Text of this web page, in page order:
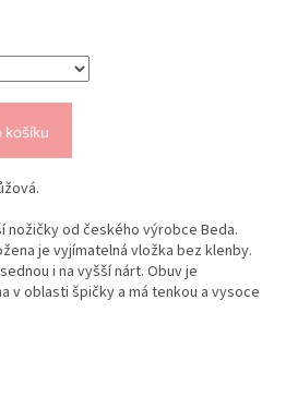
košíku
nožičky od českého výrobce Beda.
je vyjímatelná vložka bez klenby.
i na vyšší nárt. Obuv je
v oblasti špičky a má tenkou a vysoce